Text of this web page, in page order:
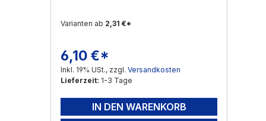
Varianten ab 2,31 €*
Regulärer Preis:
6,10 €*
Inkl. 19% USt., zzgl. Versandkosten
Lieferzeit: 1-3 Tage
IN DEN WARENKORB